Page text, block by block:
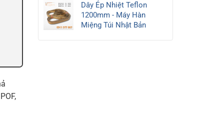
Dây Ép Nhiệt Teflon
1200mm - Máy Hàn
Miệng Túi Nhật Bản